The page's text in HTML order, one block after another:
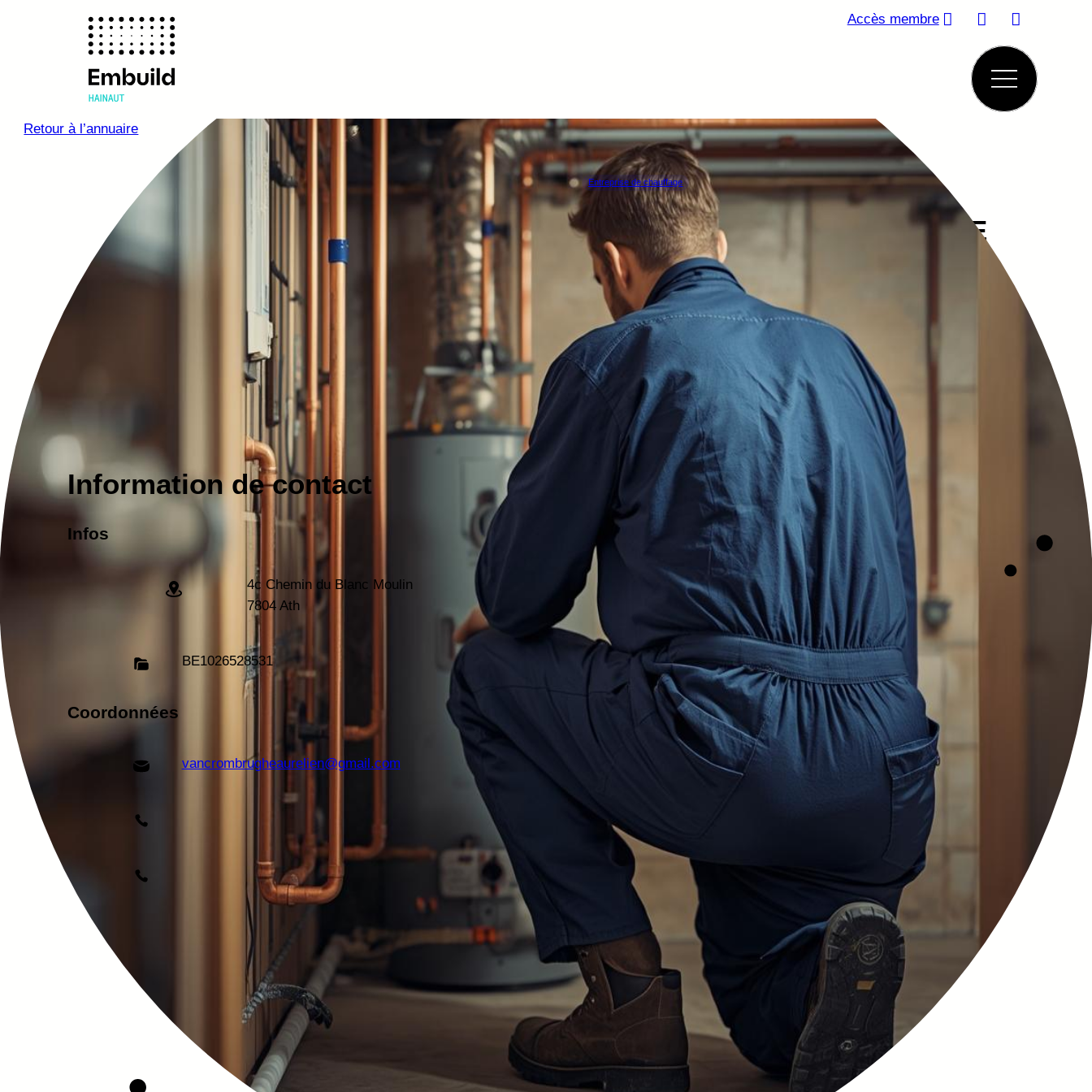
Accès membre
Retour à l’annuaire
Entreprise de chauffage
AV CHAUFFAGE & SANITAIRE
ATH
Information de contact
Infos
4c Chemin du Blanc Moulin
7804 Ath
BE1026528531
Coordonnées
vancrombrugheaurelien@gmail.com